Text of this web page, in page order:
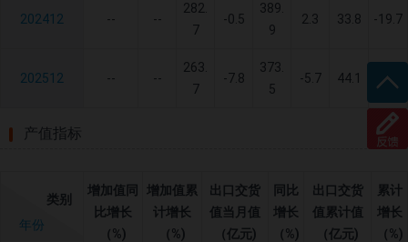
202412 -- --
282.
7
-0.5
389.
9
2.3 33.8 -19.7
202512 -- --
263.
7
-7.8
373.
5
-5.7 44.1 30.9
产值指标
类别
年份
增加值同
比增长
（%)
增加值累
计增长
（%)
出口交货
值当月值
（亿元)
同比
增长
（%)
出口交货
值累计值
（亿元)
累计
增长
（%)